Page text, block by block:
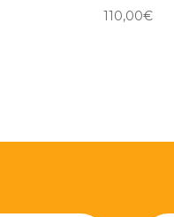
110,00€